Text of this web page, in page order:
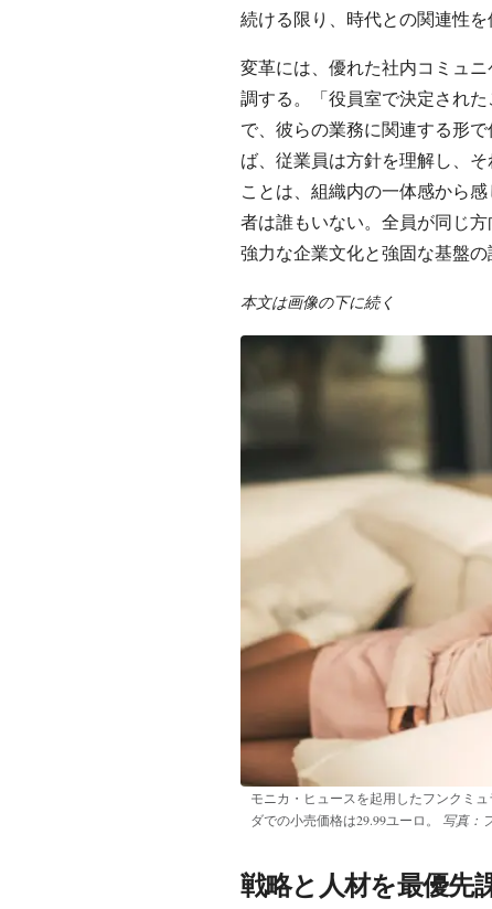
続ける限り、時代との関連性
変革には、優れた社内コミュ
調する。「役員室で決定され
で、彼らの業務に関連する形
ば、従業員は方針を理解し、
ことは、組織内の一体感から
者は誰もいない。全員が同じ
強力な企業文化と強固な基盤の
本文は画像の下に続く
モニカ・ヒュースを起用したフンクミュ
ダでの小売価格は29.99ユーロ。 写真：
戦略と人材を最優先